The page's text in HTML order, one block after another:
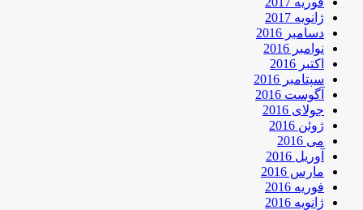
ژانویه 2017
دسامبر 2016
نوامبر 2016
اکتبر 2016
سپتامبر 2016
آگوست 2016
جولای 2016
ژوئن 2016
می 2016
آوریل 2016
مارس 2016
فوریه 2016
ژانویه 2016